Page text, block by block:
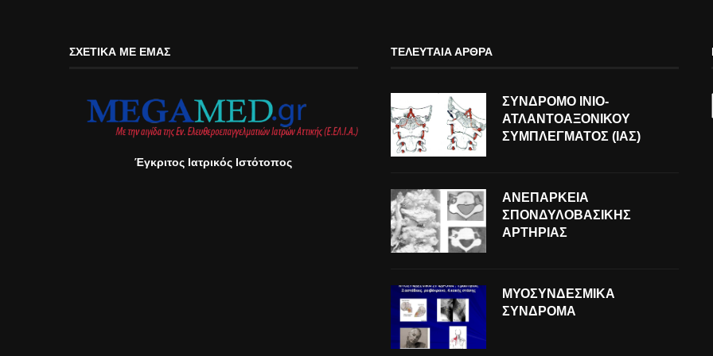
ΣΧΕΤΙΚΆ ΜΕ ΕΜΆΣ
Έγκριτος Ιατρικός Ιστότοπος
ΤΕΛΕΥΤΑΊΑ ΆΡΘΡΑ
ΣΥΝΔΡΟΜΟ ΙΝΙΟ-
ΑΤΛΑΝΤΟΑΞΟΝΙΚΟΥ
ΣΥΜΠΛΕΓΜΑΤΟΣ (ΙΑΣ)
ΑΝΕΠΑΡΚΕΙΑ
ΣΠΟΝΔΥΛΟΒΑΣΙΚΗΣ
ΑΡΤΗΡΙΑΣ
ΜΥΟΣΥΝΔΕΣΜΙΚΑ
ΣΥΝΔΡΟΜΑ